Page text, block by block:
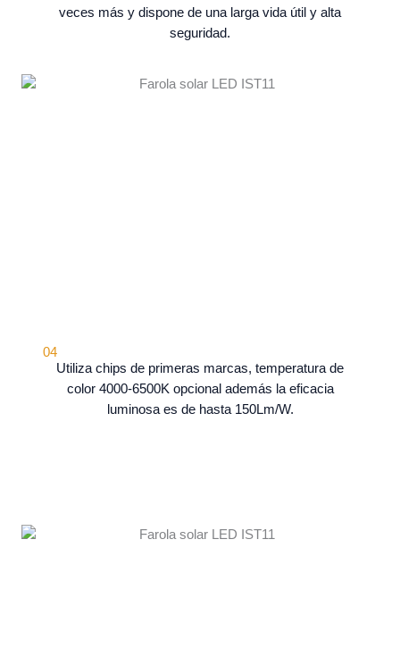
veces más y dispone de una larga vida útil y alta
seguridad.
04
Utiliza chips de primeras marcas, temperatura de
color 4000-6500K opcional además la eficacia
luminosa es de hasta 150Lm/W.